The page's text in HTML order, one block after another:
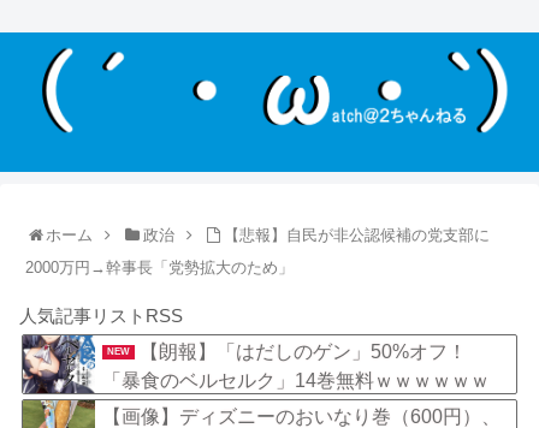
ホーム 政治
【悲報】自民が非公認候補の党支部に
2000万円→幹事長「党勢拡大のため」
人気記事リストRSS
NEW
【朗報】「はだしのゲン」50%オフ！
「暴食のベルセルク」14巻無料ｗｗｗｗｗｗ
【画像】ディズニーのおいなり巻（600円）、